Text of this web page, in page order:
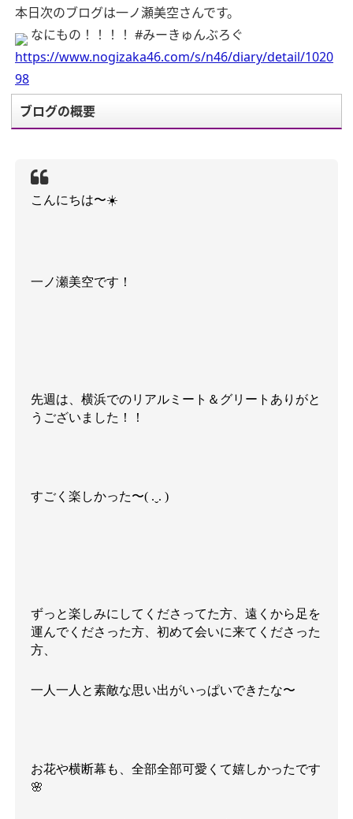
本日次のブログは一ノ瀬美空さんです。
なにもの！！！！ #みーきゅんぶろぐ
https://www.nogizaka46.com/s/n46/diary/detail/1020
98
ブログの概要
こんにちは〜☀️
一ノ瀬美空です！
先週は、横浜でのリアルミート＆グリートありがと
うございました！！
すごく楽しかった〜( .ˬ. )
ずっと楽しみにしてくださってた方、遠くから足を
運んでくださった方、初めて会いに来てくださった
方、
一人一人と素敵な思い出がいっぱいできたな〜
お花や横断幕も、全部全部可愛くて嬉しかったです
🌸